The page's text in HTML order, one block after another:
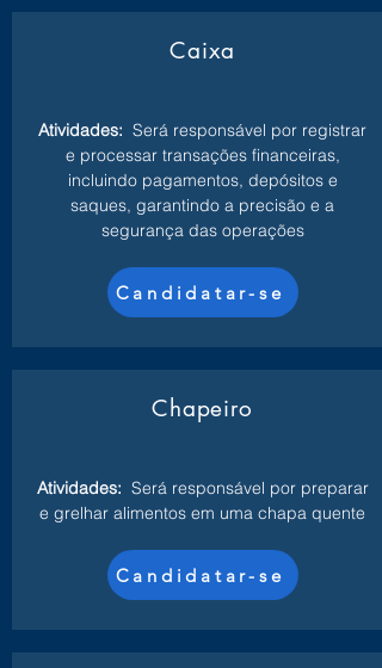
Caixa
Atividades: Será responsável por registrar
e processar transações financeiras,
incluindo pagamentos, depósitos e
saques, garantindo a precisão e a
segurança das operações
Candidatar-se
Chapeiro
Atividades: Será responsável por preparar
e grelhar alimentos em uma chapa quente
Candidatar-se